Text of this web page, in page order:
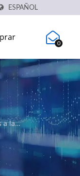
ESPAÑOL
0
a la
Ethernet